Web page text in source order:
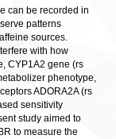
can be recorded in
patterns
sources.
with how
CYP1A2 gene (rs
phenotype,
ADORA2A (rs
sensitivity
study aimed to
to measure the